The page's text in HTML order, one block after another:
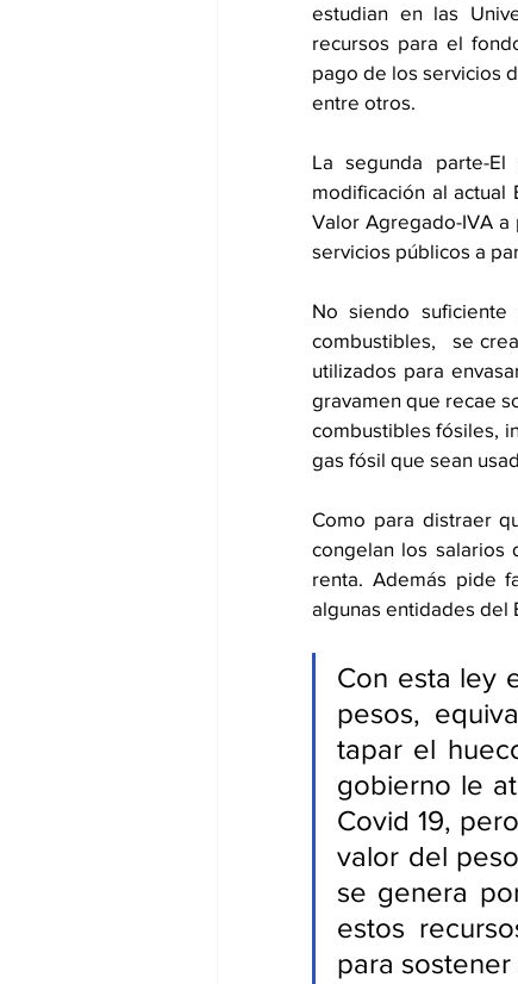
estudian en las
recursos para el
pago de los servicios
entre otros.
La segunda parte-
modificación al actual
Valor Agregado-IVA a
servicios públicos a
No siendo
combustibles,   se
utilizados para
gravamen que recae
combustibles fósiles,
gas fósil que sean
Como para distraer
congelan los salarios
renta. Además pide
algunas entidades del
Con esta ley
pesos,
tapar el
gobierno le
Covid 19,
valor del
se genera
estos
para